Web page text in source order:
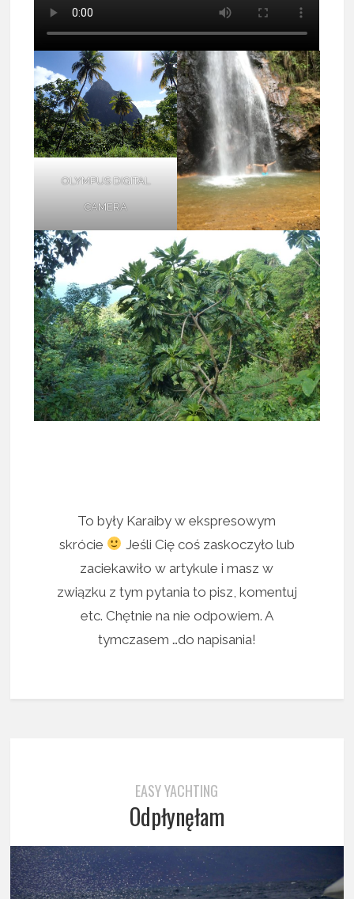
OLYMPUS DIGITAL
CAMERA
To były Karaiby w ekspresowym
skrócie
Jeśli Cię coś zaskoczyło lub
zaciekawiło w artykule i masz w
związku z tym pytania to pisz, komentuj
etc. Chętnie na nie odpowiem. A
tymczasem …do napisania!
EASY YACHTING
Odpłynęłam